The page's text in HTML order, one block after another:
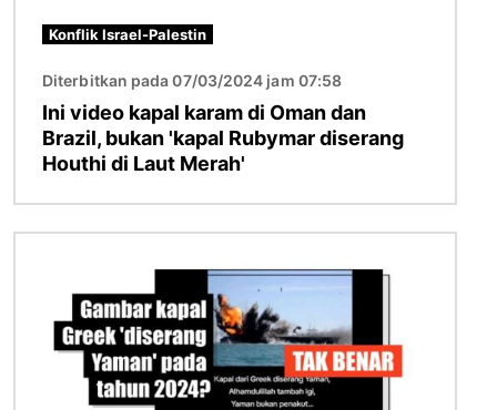
Konflik Israel-Palestin
Diterbitkan pada 07/03/2024 jam 07:58
Ini video kapal karam di Oman dan
Brazil, bukan 'kapal Rubymar diserang
Houthi di Laut Merah'